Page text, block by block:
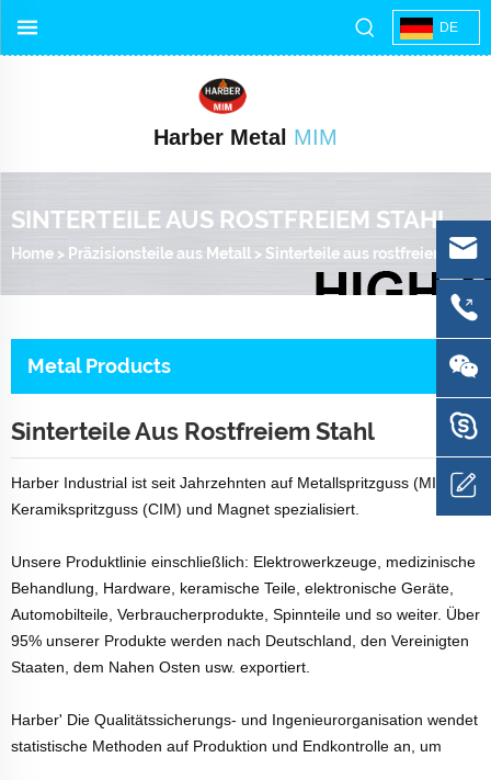
DE
Harber Metal MIM
SINTERTEILE AUS ROSTFREIEM STAHL
Home > Präzisionsteile aus Metall > Sinterteile aus rostfreiem Stahl
Metal Products
Sinterteile Aus Rostfreiem Stahl
Harber Industrial ist seit Jahrzehnten auf Metallspritzguss (MIM),
Keramikspritzguss (CIM) und Magnet spezialisiert.
Unsere Produktlinie einschließlich: Elektrowerkzeuge, medizinische
Behandlung, Hardware, keramische Teile, elektronische Geräte,
Automobilteile, Verbraucherprodukte, Spinnteile und so weiter. Über
95% unserer Produkte werden nach Deutschland, den Vereinigten
Staaten, dem Nahen Osten usw. exportiert.
Harber' Die Qualitätssicherungs- und Ingenieurorganisation wendet
statistische Methoden auf Produktion und Endkontrolle an, um